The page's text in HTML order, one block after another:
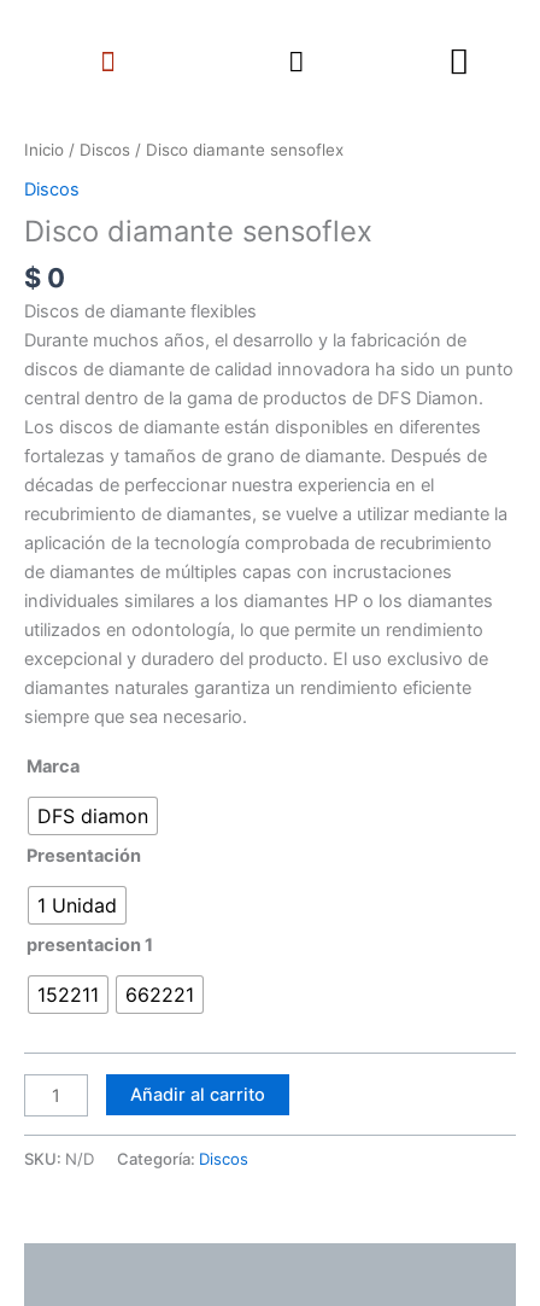
Menu Search
Inicio / Discos / Disco diamante sensoflex
Discos
Disco diamante sensoflex
$ 0
Discos de diamante flexibles
Durante muchos años, el desarrollo y la fabricación de
discos de diamante de calidad innovadora ha sido un punto
central dentro de la gama de productos de DFS Diamon.
Los discos de diamante están disponibles en diferentes
fortalezas y tamaños de grano de diamante. Después de
décadas de perfeccionar nuestra experiencia en el
recubrimiento de diamantes, se vuelve a utilizar mediante la
aplicación de la tecnología comprobada de recubrimiento
de diamantes de múltiples capas con incrustaciones
individuales similares a los diamantes HP o los diamantes
utilizados en odontología, lo que permite un rendimiento
excepcional y duradero del producto. El uso exclusivo de
diamantes naturales garantiza un rendimiento eficiente
siempre que sea necesario.
Marca
DFS diamon
Presentación
1 Unidad
presentacion 1
152211 662221
diamante
cantidad
Añadir al carrito
SKU: N/D Categoría: Discos